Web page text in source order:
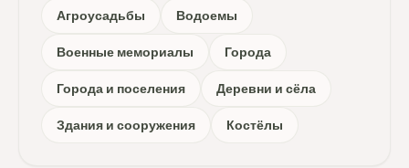
Агроусадьбы Водоемы
Военные мемориалы Города
Города и поселения Деревни и сёла
Здания и сооружения Костёлы